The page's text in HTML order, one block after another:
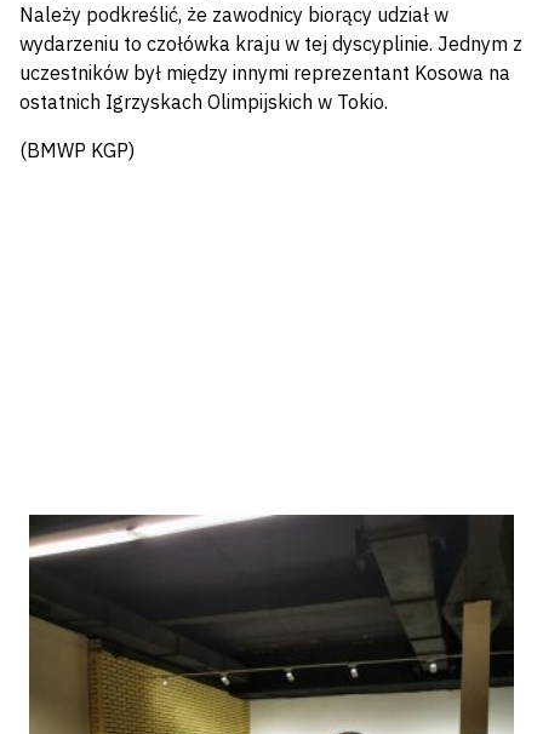
Należy podkreślić, że zawodnicy biorący udział w
wydarzeniu to czołówka kraju w tej dyscyplinie. Jednym z
uczestników był między innymi reprezentant Kosowa na
ostatnich Igrzyskach Olimpijskich w Tokio.
(BMWP KGP)